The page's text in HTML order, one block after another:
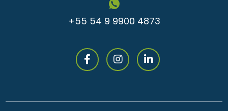
+55 54 9 9900 4873